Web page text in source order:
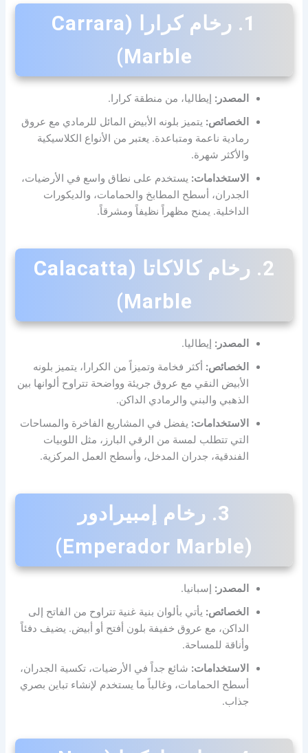
1. رخام كرارا (Carrara
Marble)
المصدر: إيطاليا، من منطقة كرارا.
الخصائص: يتميز بلونه الأبيض المائل للرمادي مع عروق
رمادية ناعمة ومتباعدة. يعتبر من الأنواع الكلاسيكية
والأكثر شهرة.
الاستخدامات: يستخدم على نطاق واسع في الأرضيات،
الجدران، أسطح المطابخ والحمامات، والديكورات
الداخلية. يمنح مظهراً نظيفاً ومشرقاً.
2. رخام كالاكاتا (Calacatta
Marble)
المصدر: إيطاليا.
الخصائص: أكثر فخامة وتميزاً من الكرارا، يتميز بلونه
الأبيض النقي مع عروق جريئة وواضحة تتراوح ألوانها بين
الذهبي والبني والرمادي الداكن.
الاستخدامات: يفضل في المشاريع الفاخرة والمساحات
التي تتطلب لمسة من الرقي البارز، مثل اللوبيات
الفندقية، جدران المدخل، وأسطح العمل المركزية.
3. رخام إمبيرادور
(Emperador Marble)
المصدر: إسبانيا.
الخصائص: يأتي بألوان بنية غنية تتراوح من الفاتح إلى
الداكن، مع عروق خفيفة بلون أفتح أو أبيض. يضيف دفئاً
وأناقة للمساحة.
الاستخدامات: شائع جداً في الأرضيات، تكسية الجدران،
أسطح الحمامات، وغالباً ما يستخدم لإنشاء تباين بصري
جذاب.